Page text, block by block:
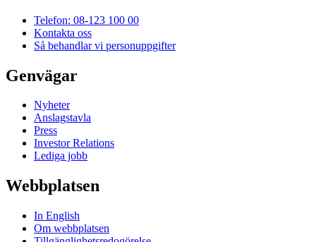
Telefon: 08-123 100 00
Kontakta oss
Så behandlar vi personuppgifter
Genvägar
Nyheter
Anslagstavla
Press
Investor Relations
Lediga jobb
Webbplatsen
In English
Om webbplatsen